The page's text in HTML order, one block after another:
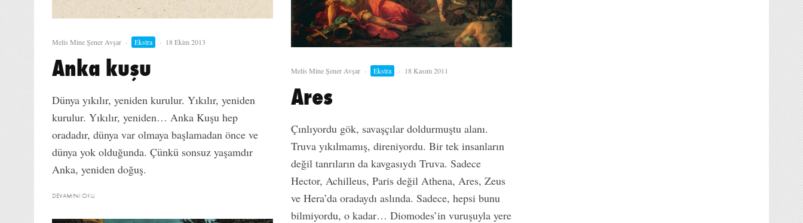
Melis Mine Şener Avşar · Ekstra · 18 Ekim 2013
Anka kuşu
Dünya yıkılır, yeniden kurulur. Yıkılır, yeniden
kurulur. Yıkılır, yeniden… Anka Kuşu hep
oradadır, dünya var olmaya başlamadan önce ve
dünya yok olduğunda. Çünkü sonsuz yaşamdır
Anka, yeniden doğuş.
DEVAMINI OKU
Melis Mine Şener Avşar · Ekstra · 18 Kasım 2011
Ares
Çınlıyordu gök, savaşçılar doldurmuştu alanı.
Truva yıkılmamış, direniyordu. Bir tek insanların
değil tanrıların da kavgasıydı Truva. Sadece
Hector, Achilleus, Paris değil Athena, Ares, Zeus
ve Hera’da oradaydı aslında. Sadece, hepsi bunu
bilmiyordu, o kadar… Diomodes’in vuruşuyla yere